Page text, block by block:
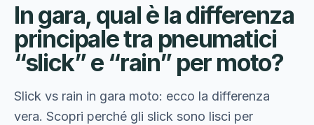
In gara, qual è la differenza
principale tra pneumatici
“slick” e “rain” per moto?
Slick vs rain in gara moto: ecco la differenza
vera. Scopri perché gli slick sono lisci per